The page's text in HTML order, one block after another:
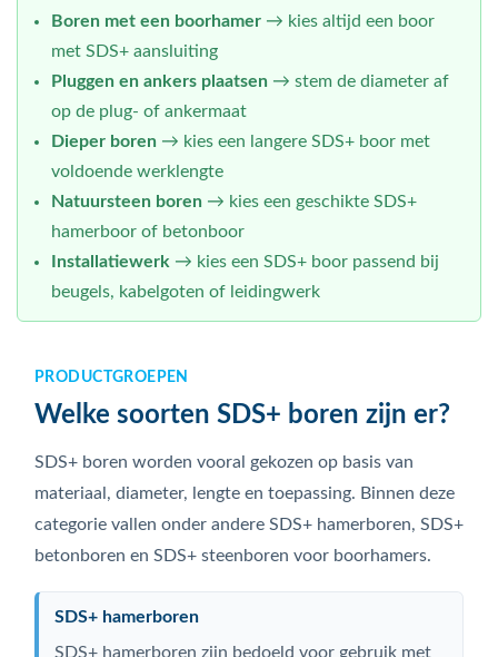
Boren met een boorhamer → kies altijd een boor
met SDS+ aansluiting
Pluggen en ankers plaatsen → stem de diameter af
op de plug- of ankermaat
Dieper boren → kies een langere SDS+ boor met
voldoende werklengte
Natuursteen boren → kies een geschikte SDS+
hamerboor of betonboor
Installatiewerk → kies een SDS+ boor passend bij
beugels, kabelgoten of leidingwerk
PRODUCTGROEPEN
Welke soorten SDS+ boren zijn er?
SDS+ boren worden vooral gekozen op basis van
materiaal, diameter, lengte en toepassing. Binnen deze
categorie vallen onder andere SDS+ hamerboren, SDS+
betonboren en SDS+ steenboren voor boorhamers.
SDS+ hamerboren
SDS+ hamerboren zijn bedoeld voor gebruik met